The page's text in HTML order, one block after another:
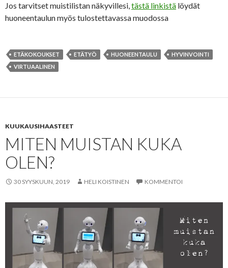
Jos tarvitset muistilistan näkyvillesi,tästä linkistä löydät
huoneentaulun myös tulostettavassa muodossa
ETÄKOKOUKSET ETÄTYÖ HUONEENTAULU
HYVINVOINTI
VIRTUAALINEN
KUUKAUSIHAASTEET
MITEN MUISTAN KUKA
OLEN?
30 SYYSKUUN, 2019 HELI KOISTINEN KOMMENTOI